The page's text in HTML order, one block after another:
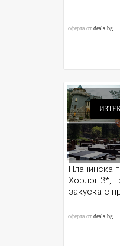
оферта отdeals.bg
Планинска
Хорлог 3*,
закуска с
оферта отdeals.bg